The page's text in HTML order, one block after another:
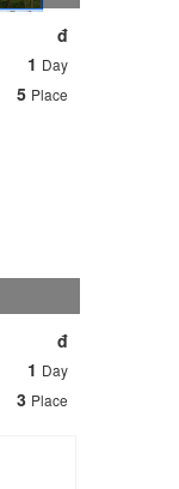
đ
1 Day
5 Place
đ
1 Day
3 Place